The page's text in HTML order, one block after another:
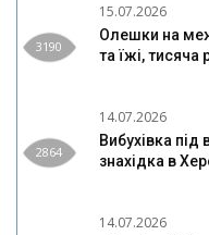
3190
15.07.2026
Олешки на
та їжі, тисяча
2864
14.07.2026
Вибухівка
знахідка в
14.07.2026